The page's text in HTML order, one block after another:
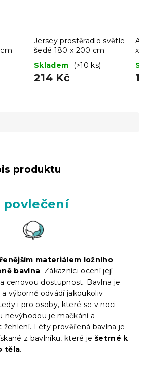
Jersey prostěradlo světle
šedé 180 x 200 cm
Skladem
(>10 ks)
214 Kč
x
1
produktu
povlečení
materiálem ložního
bavlna. Zákazníci ocení její
cenovou dostupnost. Bavlna je
výborně odvádí jakoukoliv
i pro osoby, které se v noci
nevýhodou je mačkání a
Léty prověřená bavlna je
z bavlníku, které je šetrné k
těla.